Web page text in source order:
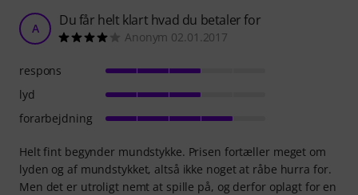
A Du får helt klart hvad du betaler for
Anonym 02.01.2017
Helt fint begynder mundstykke. Prisen fortæller meget om
lyden og af mundstykket, altså ikke noget at råbe hurra for.
Men det er utroligt nemt at spille på, og derfor oplagt for en
respons
lyd
forarbejdning